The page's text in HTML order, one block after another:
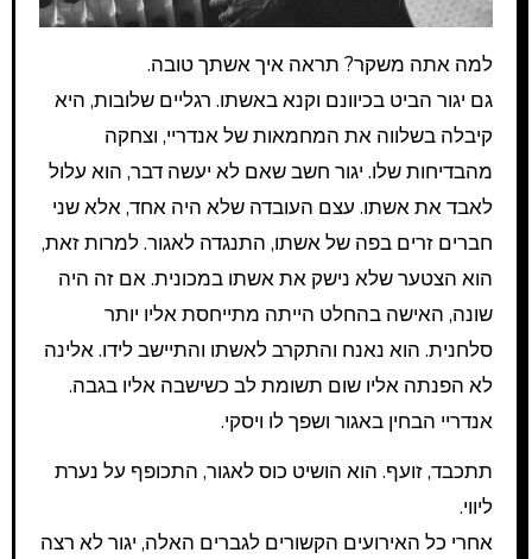
למה אתה משקר? תראה איך אשתך טובה.
גם יגור הביט בכיוונם וקנא באשתו. רגליים שלובות, היא
קיבלה בשלווה את המחמאות של אנדריי, וצחקה
מהבדיחות שלו. יגור חשב שאם לא יעשה דבר, הוא עלול
לאבד את אשתו. עצם העובדה שלא היה אחד, אלא שני
חברים זרים בפה של אשתו, התנגדה לאגור. למרות זאת,
הוא הצטער שלא נישק את אשתו במכונית. אם זה היה
שונה, האישה בהחלט הייתה מתייחסת אליו יותר
סלחנית. הוא נאנח והתקרב לאשתו והתיישב לידו. אלינה
לא הפנתה אליו שום תשומת לב כשישבה אליו בגבה.
אנדריי הבחין באגור ושפך לו ויסקי.
תתכבד, זועף. הוא הושיט כוס לאגור, התכופף על נערת
ליווי.
אחרי כל האירועים הקשורים לגברים האלה, יגור לא רצה